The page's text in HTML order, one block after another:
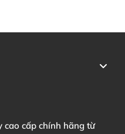
cao cấp chính hãng từ